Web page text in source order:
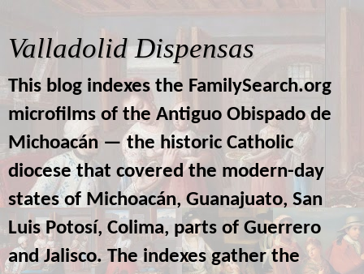
Valladolid Dispensas
This blog indexes the FamilySearch.org
microfilms of the Antiguo Obispado de
Michoacán — the historic Catholic
diocese that covered the modern-day
states of Michoacán, Guanajuato, San
Luis Potosí, Colima, parts of Guerrero
and Jalisco. The indexes gather the